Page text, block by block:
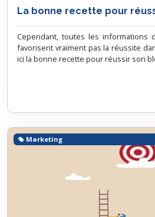
La bonne recette pour
Cependant, toutes les informations
favorisent vraiment pas la réussite
ici la bonne recette pour réussir son
Marketing